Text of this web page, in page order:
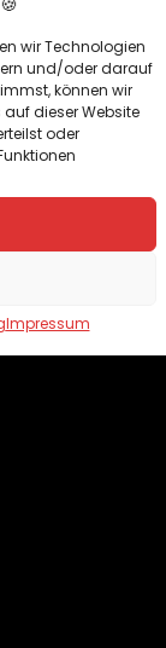
wir Technologien
und/oder darauf
können wir
dieser Website
oder
Impressum
und